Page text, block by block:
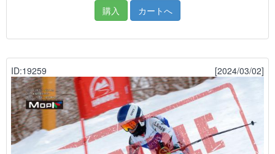
購入
カートへ
ID:19259 [2024/03/02]